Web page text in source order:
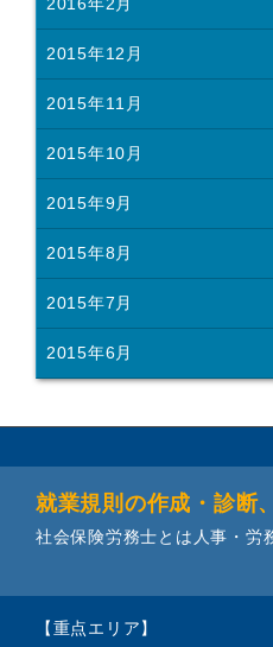
2015年12月
2015年11月
2015年10月
2015年9月
2015年8月
2015年7月
2015年6月
就業規則の作成・診断
社会保険労務士とは人事・労
【重点エリア】